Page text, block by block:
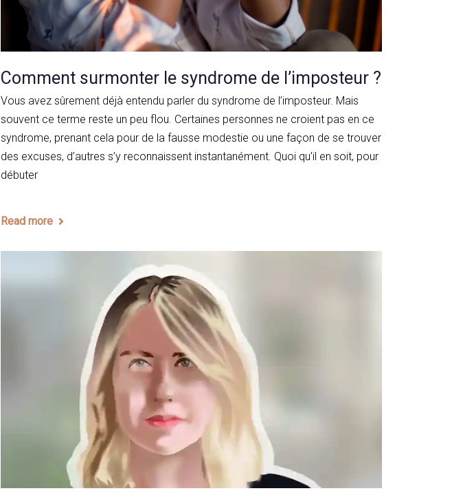
Comment surmonter le syndrome de l’imposteur ?
Vous avez sûrement déjà entendu parler du syndrome de l’imposteur. Mais
souvent ce terme reste un peu flou. Certaines personnes ne croient pas en ce
syndrome, prenant cela pour de la fausse modestie ou une façon de se trouver
des excuses, d’autres s’y reconnaissent instantanément. Quoi qu’il en soit, pour
débuter
Read more